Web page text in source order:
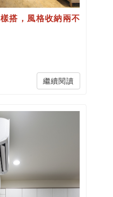
搭，風格收納兩不
繼續閱讀